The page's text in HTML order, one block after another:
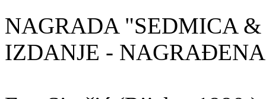
NAGRADA "SEDMICA
IZDANJE -